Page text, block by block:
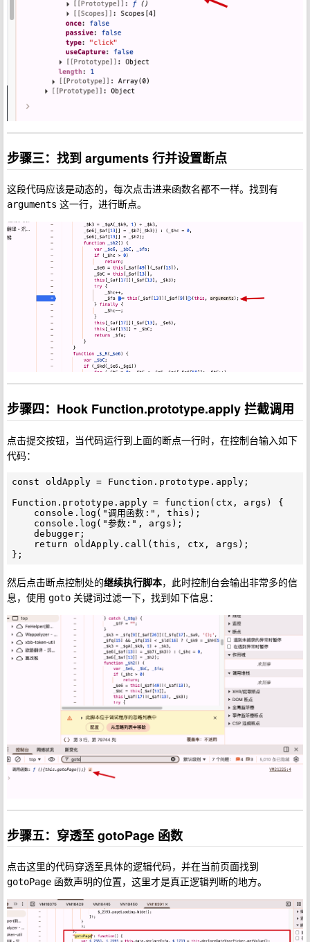
步骤三：找到 arguments 行并设置断点
这段代码应该是动态的，每次点击进来函数名都不一样。找到有
arguments 这一行，进行断点。
步骤四：Hook Function.prototype.apply 拦截调用
点击提交按钮，当代码运行到上面的断点一行时，在控制台输入如下
代码：
const oldApply = Function.prototype.apply;
Function.prototype.apply = function(ctx, args) {
    debugger;
然后点击断点控制处的继续执行脚本，此时控制台会输出非常多的信
息，使用 goto 关键词过滤一下，找到如下信息：
步骤五：穿透至 gotoPage 函数
点击这里的代码穿透至具体的逻辑代码，并在当前页面找到
gotoPage 函数声明的位置，这里才是真正逻辑判断的地方。